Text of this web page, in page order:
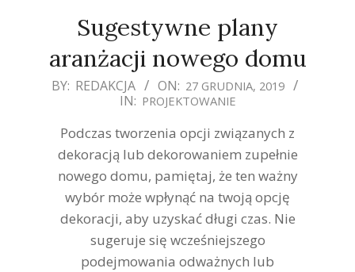
Sugestywne plany
aranżacji nowego domu
2019-
27
BY: REDAKCJA ON: 27 GRUDNIA, 2019
IN: PROJEKTOWANIE
Podczas tworzenia opcji związanych z
dekoracją lub dekorowaniem zupełnie
nowego domu, pamiętaj, że ten ważny
wybór może wpłynąć na twoją opcję
dekoracji, aby uzyskać długi czas. Nie
sugeruje się wcześniejszego
podejmowania odważnych lub